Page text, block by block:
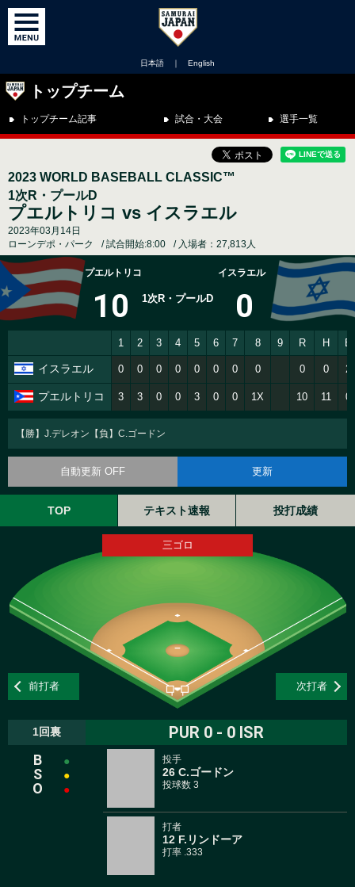
日本語 ｜ English
トップチーム
トップチーム記事 試合・大会 選手一覧
2023 WORLD BASEBALL CLASSIC™
1次R・プールD
プエルトリコ vs イスラエル
2023年03月14日
ローンデポ・パーク
試合開始:8:00 入場者：27,813人
プエルトリコ
10 1次R・プールD
イスラエル
0
1 2 3 4 5 6 7 8 9 R H E
イスラエル 0 0 0 0 0 0 0 0 0 0 2
プエルトリコ 3 3 0 0 3 0 0 1X 10 11 0
【勝】J.デレオン【負】C.ゴードン
自動更新 OFF 更新
TOP テキスト速報 投打成績